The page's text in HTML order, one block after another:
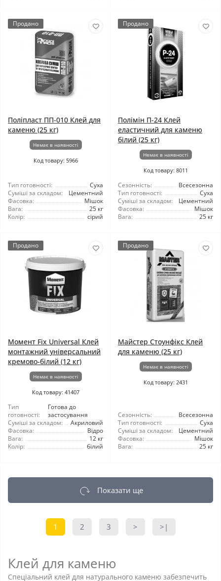
Продано
Поліпласт ПП-010 Клей для
каменю (25 кг)
Немає в наявності
Код товару: 5966
Тип готовності:
Суха
Суміші за складом:
Цементний
Фасовка:
Мішок
Вага:
25 кг
Колір:
сірий
Продано
Полімін П-24 Клей
еластичний для каменю
білий (25 кг)
Немає в наявності
Код товару: 8011
Сезонність:
Всесезонна
Тип готовності:
Суха
Суміші за складом:
Цементний
Фасовка:
Мішок
Вага:
25 кг
Продано
Момент Fix Universal Клей
монтажний універсальний
кремово-білий (12 кг)
Немає в наявності
Код товару: 41407
Тип
готовності:
Готова до
застосування
Суміші за складом:
Акриловий
Фасовка:
Відро
Вага:
12 кг
Колір:
білий
Продано
Майстер Стоунфікс Клей
для каменю (25 кг)
Немає в наявності
Код товару: 2431
Сезонність:
Всесезонна
Тип готовності:
Суха
Суміші за складом:
Цементний
Фасовка:
Мішок
Вага:
25 кг
Показати ще
1 2 3 > >|
Клей для каменю
Спеціальний клей для натурального каменю забезпечить